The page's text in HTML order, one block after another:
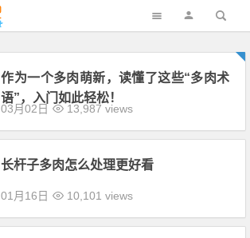
作为一个多肉萌新，读懂了这些“多肉术
语”，入门如此轻松！
03月02日 13,987 views
长杆子多肉怎么处理更好看
01月16日 10,101 views